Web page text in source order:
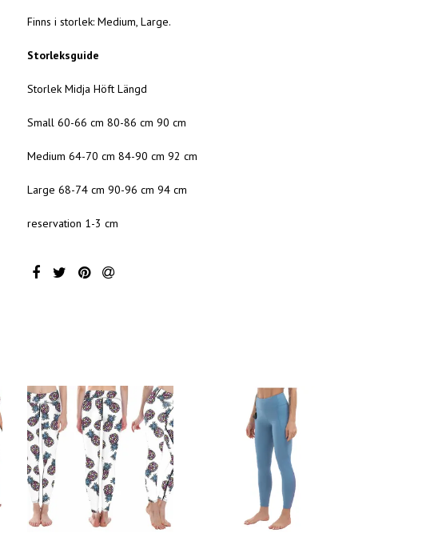
Finns i storlek: Medium, Large.
Storleksguide
Storlek Midja Höft Längd
Small 60-66 cm 80-86 cm 90 cm
Medium 64-70 cm 84-90 cm 92 cm
Large 68-74 cm 90-96 cm 94 cm
reservation 1-3 cm